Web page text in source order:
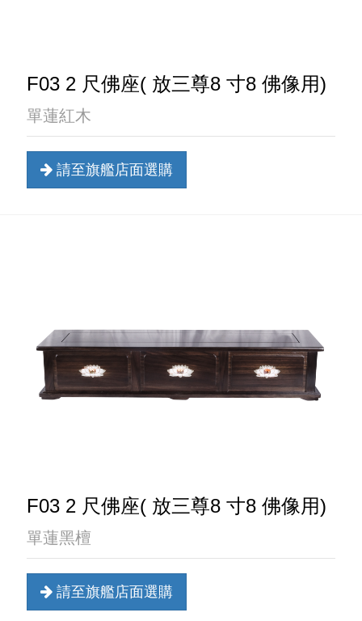
F03 2 尺佛座( 放三尊8 寸8 佛像用)
單蓮紅木
請至旗艦店面選購
F03 2 尺佛座( 放三尊8 寸8 佛像用)
單蓮黑檀
請至旗艦店面選購